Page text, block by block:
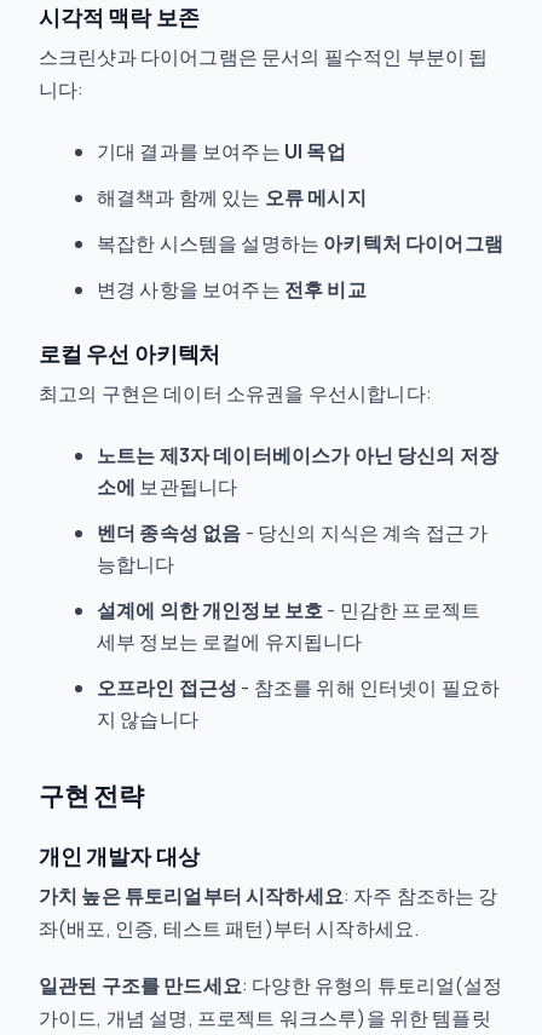
시각적 맥락 보존
스크린샷과 다이어그램은 문서의 필수적인 부분이 됩
니다:
기대 결과를 보여주는 UI 목업
해결책과 함께 있는 오류 메시지
복잡한 시스템을 설명하는 아키텍처 다이어그램
변경 사항을 보여주는 전후 비교
로컬 우선 아키텍처
최고의 구현은 데이터 소유권을 우선시합니다:
노트는 제3자 데이터베이스가 아닌 당신의 저장
소에 보관됩니다
벤더 종속성 없음 - 당신의 지식은 계속 접근 가
능합니다
설계에 의한 개인정보 보호- 민감한 프로젝트
세부 정보는 로컬에 유지됩니다
오프라인 접근성 - 참조를 위해 인터넷이 필요하
지 않습니다
구현 전략
개인 개발자 대상
가치 높은 튜토리얼부터 시작하세요: 자주 참조하는 강
좌(배포, 인증, 테스트 패턴)부터 시작하세요.
일관된 구조를 만드세요: 다양한 유형의 튜토리얼(설정
가이드, 개념 설명, 프로젝트 워크스루)을 위한 템플릿